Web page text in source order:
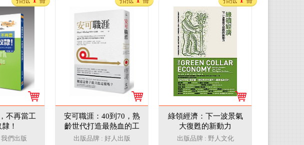
不再當工
！
們出版
安可職涯：40到70，熟
齡世代打造最熱血的工
作指南
出版品牌 : 好人出版
綠領經濟：下一波景氣
大復甦的新動力
出版品牌 : 野人文化